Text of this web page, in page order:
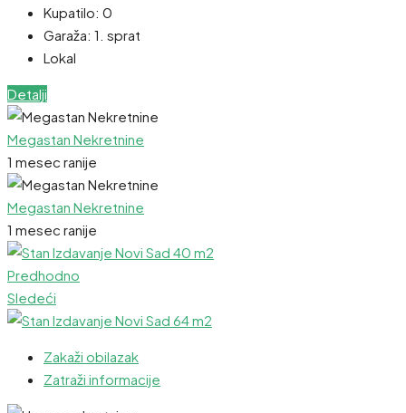
Kupatilo: 0
Garaža: 1. sprat
Lokal
Detalji
Megastan Nekretnine
1 mesec ranije
Megastan Nekretnine
1 mesec ranije
Predhodno
Sledeći
Zakaži obilazak
Zatraži informacije